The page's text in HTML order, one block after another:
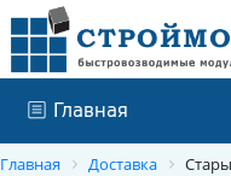
Главная
Главная Доставка